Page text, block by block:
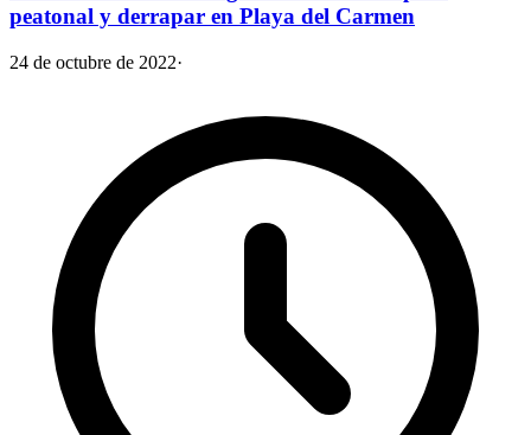
peatonal y derrapar en Playa del Carmen
24 de octubre de 2022·